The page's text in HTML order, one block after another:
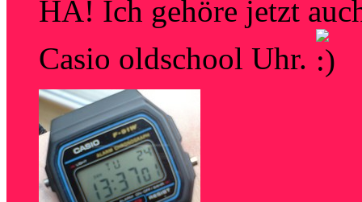
HA! Ich gehöre jetzt
Casio oldschool Uhr.